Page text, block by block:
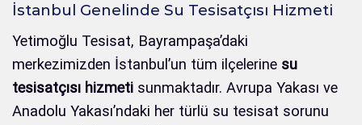
İstanbul Genelinde Su Tesisatçısı Hizmeti
Yetimoğlu Tesisat, Bayrampaşa’daki
merkezimizden İstanbul’un tüm ilçelerine su
tesisatçısı hizmeti sunmaktadır. Avrupa Yakası ve
Anadolu Yakası’ndaki her türlü su tesisat sorunu